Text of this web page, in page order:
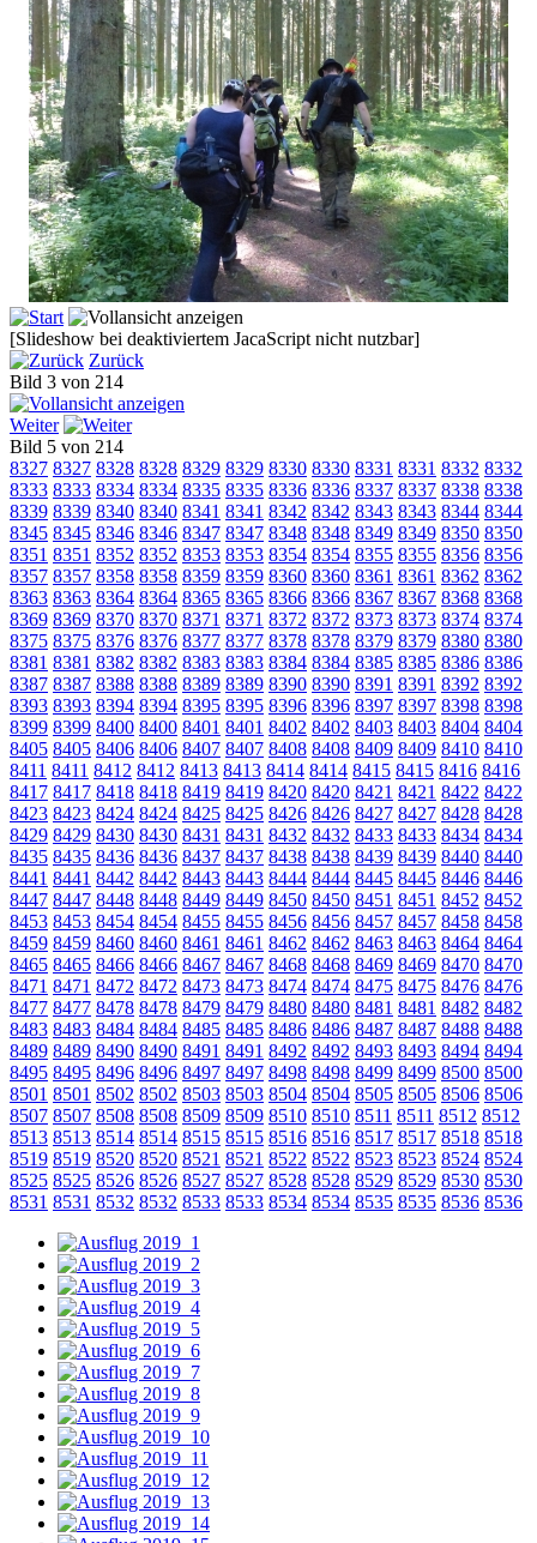
[Slideshow bei deaktiviertem JacaScript nicht nutzbar]
Zurück
Bild 3 von 214
Weiter
Bild 5 von 214
8327 8327 8328 8328 8329 8329 8330 8330 8331 8331 8332 8332
8333 8333 8334 8334 8335 8335 8336 8336 8337 8337 8338 8338
8339 8339 8340 8340 8341 8341 8342 8342 8343 8343 8344 8344
8345 8345 8346 8346 8347 8347 8348 8348 8349 8349 8350 8350
8351 8351 8352 8352 8353 8353 8354 8354 8355 8355 8356 8356
8357 8357 8358 8358 8359 8359 8360 8360 8361 8361 8362 8362
8363 8363 8364 8364 8365 8365 8366 8366 8367 8367 8368 8368
8369 8369 8370 8370 8371 8371 8372 8372 8373 8373 8374 8374
8375 8375 8376 8376 8377 8377 8378 8378 8379 8379 8380 8380
8381 8381 8382 8382 8383 8383 8384 8384 8385 8385 8386 8386
8387 8387 8388 8388 8389 8389 8390 8390 8391 8391 8392 8392
8393 8393 8394 8394 8395 8395 8396 8396 8397 8397 8398 8398
8399 8399 8400 8400 8401 8401 8402 8402 8403 8403 8404 8404
8405 8405 8406 8406 8407 8407 8408 8408 8409 8409 8410 8410
8411 8411 8412 8412 8413 8413 8414 8414 8415 8415 8416 8416
8417 8417 8418 8418 8419 8419 8420 8420 8421 8421 8422 8422
8423 8423 8424 8424 8425 8425 8426 8426 8427 8427 8428 8428
8429 8429 8430 8430 8431 8431 8432 8432 8433 8433 8434 8434
8435 8435 8436 8436 8437 8437 8438 8438 8439 8439 8440 8440
8441 8441 8442 8442 8443 8443 8444 8444 8445 8445 8446 8446
8447 8447 8448 8448 8449 8449 8450 8450 8451 8451 8452 8452
8453 8453 8454 8454 8455 8455 8456 8456 8457 8457 8458 8458
8459 8459 8460 8460 8461 8461 8462 8462 8463 8463 8464 8464
8465 8465 8466 8466 8467 8467 8468 8468 8469 8469 8470 8470
8471 8471 8472 8472 8473 8473 8474 8474 8475 8475 8476 8476
8477 8477 8478 8478 8479 8479 8480 8480 8481 8481 8482 8482
8483 8483 8484 8484 8485 8485 8486 8486 8487 8487 8488 8488
8489 8489 8490 8490 8491 8491 8492 8492 8493 8493 8494 8494
8495 8495 8496 8496 8497 8497 8498 8498 8499 8499 8500 8500
8501 8501 8502 8502 8503 8503 8504 8504 8505 8505 8506 8506
8507 8507 8508 8508 8509 8509 8510 8510 8511 8511 8512 8512
8513 8513 8514 8514 8515 8515 8516 8516 8517 8517 8518 8518
8519 8519 8520 8520 8521 8521 8522 8522 8523 8523 8524 8524
8525 8525 8526 8526 8527 8527 8528 8528 8529 8529 8530 8530
8531 8531 8532 8532 8533 8533 8534 8534 8535 8535 8536 8536